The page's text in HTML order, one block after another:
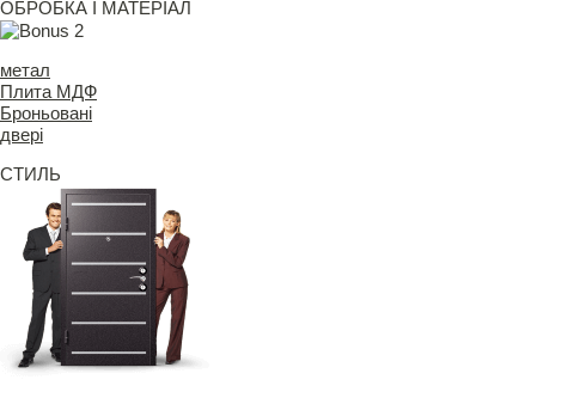
ОБРОБКА І МАТЕРІАЛ
метал
Плита МДФ
Броньовані
двері
СТИЛЬ